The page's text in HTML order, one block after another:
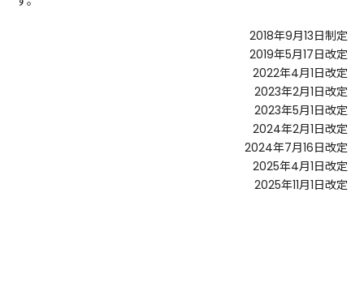
2018年9月13日制定
2019年5月17日改定
2022年4月1日改定
2023年2月1日改定
2023年5月1日改定
2024年2月1日改定
2024年7月16日改定
2025年4月1日改定
2025年11月1日改定